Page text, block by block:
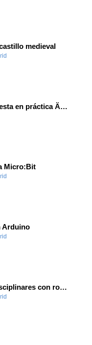
medieval
Dossier teoría y puesta en práctica Äprendizaje Basado en Juegos en Educación Infantil y Primaria
Micro:Bit
Arduino
Actividades interdisciplinares con robótica y pensamiento computacional